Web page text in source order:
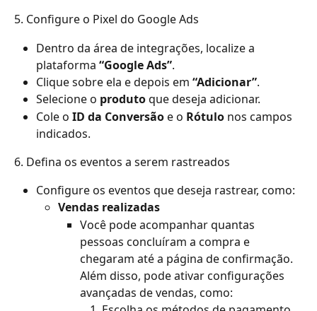
5. Configure o Pixel do Google Ads
Dentro da área de integrações, localize a
plataforma “Google Ads”.
Clique sobre ela e depois em “Adicionar”.
Selecione o produto que deseja adicionar.
Cole o ID da Conversão e o Rótulo nos campos
indicados.
6. Defina os eventos a serem rastreados
Configure os eventos que deseja rastrear, como:
Vendas realizadas
Você pode acompanhar quantas
pessoas concluíram a compra e
chegaram até a página de confirmação.
Além disso, pode ativar configurações
avançadas de vendas, como: